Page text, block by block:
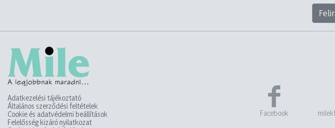
Adatkezelési tájékoztató
Általános szerződési feltételek
Cookie és adatvédelmi beállítások
Felelősség kizáró nyilatkozat
Facebook